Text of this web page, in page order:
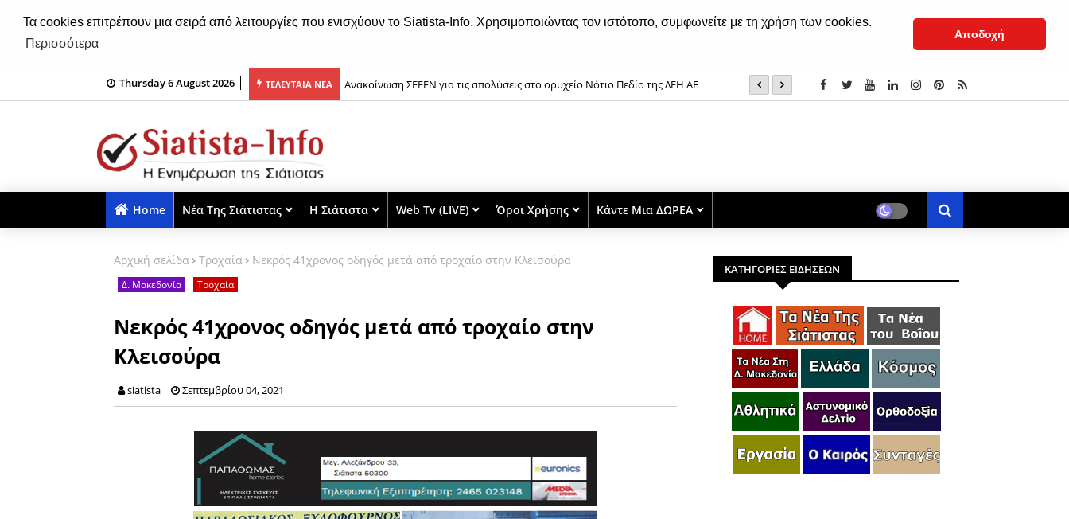
Τα cookies επιτρέπουν μια σειρά από λειτουργίες που ενισχύουν το Siatista-Info. Χρησιμοποιώντας τον ιστότοπο, συμφωνείτε με τη χρήση των cookies.
Περισσότερα
Αποδοχή
Thursday 6 August 2026 ΤΕΛΕΥΤΑΙΑ ΝΕΑ
Marseaux Live στα Γρεβενά, την Παρασκευή 7 Αυγούστου
6 Αυγούστου: Mεταμόρφωση του Σωτήρος Xριστού
Home Νέα Της Σιάτιστας Η Σιάτιστα Web Tv (LIVE) Όροι Χρήσης Κάντε Μια ΔΩΡΕΑ
Αρχική σελίδα Τροχαία Νεκρός 41χρονος οδηγός μετά από τροχαίο στην Κλεισούρα
Δ. Μακεδονία Τροχαία
Νεκρός 41χρονος οδηγός μετά από τροχαίο στην
Κλεισούρα
siatista Σεπτεμβρίου 04, 2021
ΚΑΤΗΓΟΡΙΕΣ ΕΙΔΗΣΕΩΝ